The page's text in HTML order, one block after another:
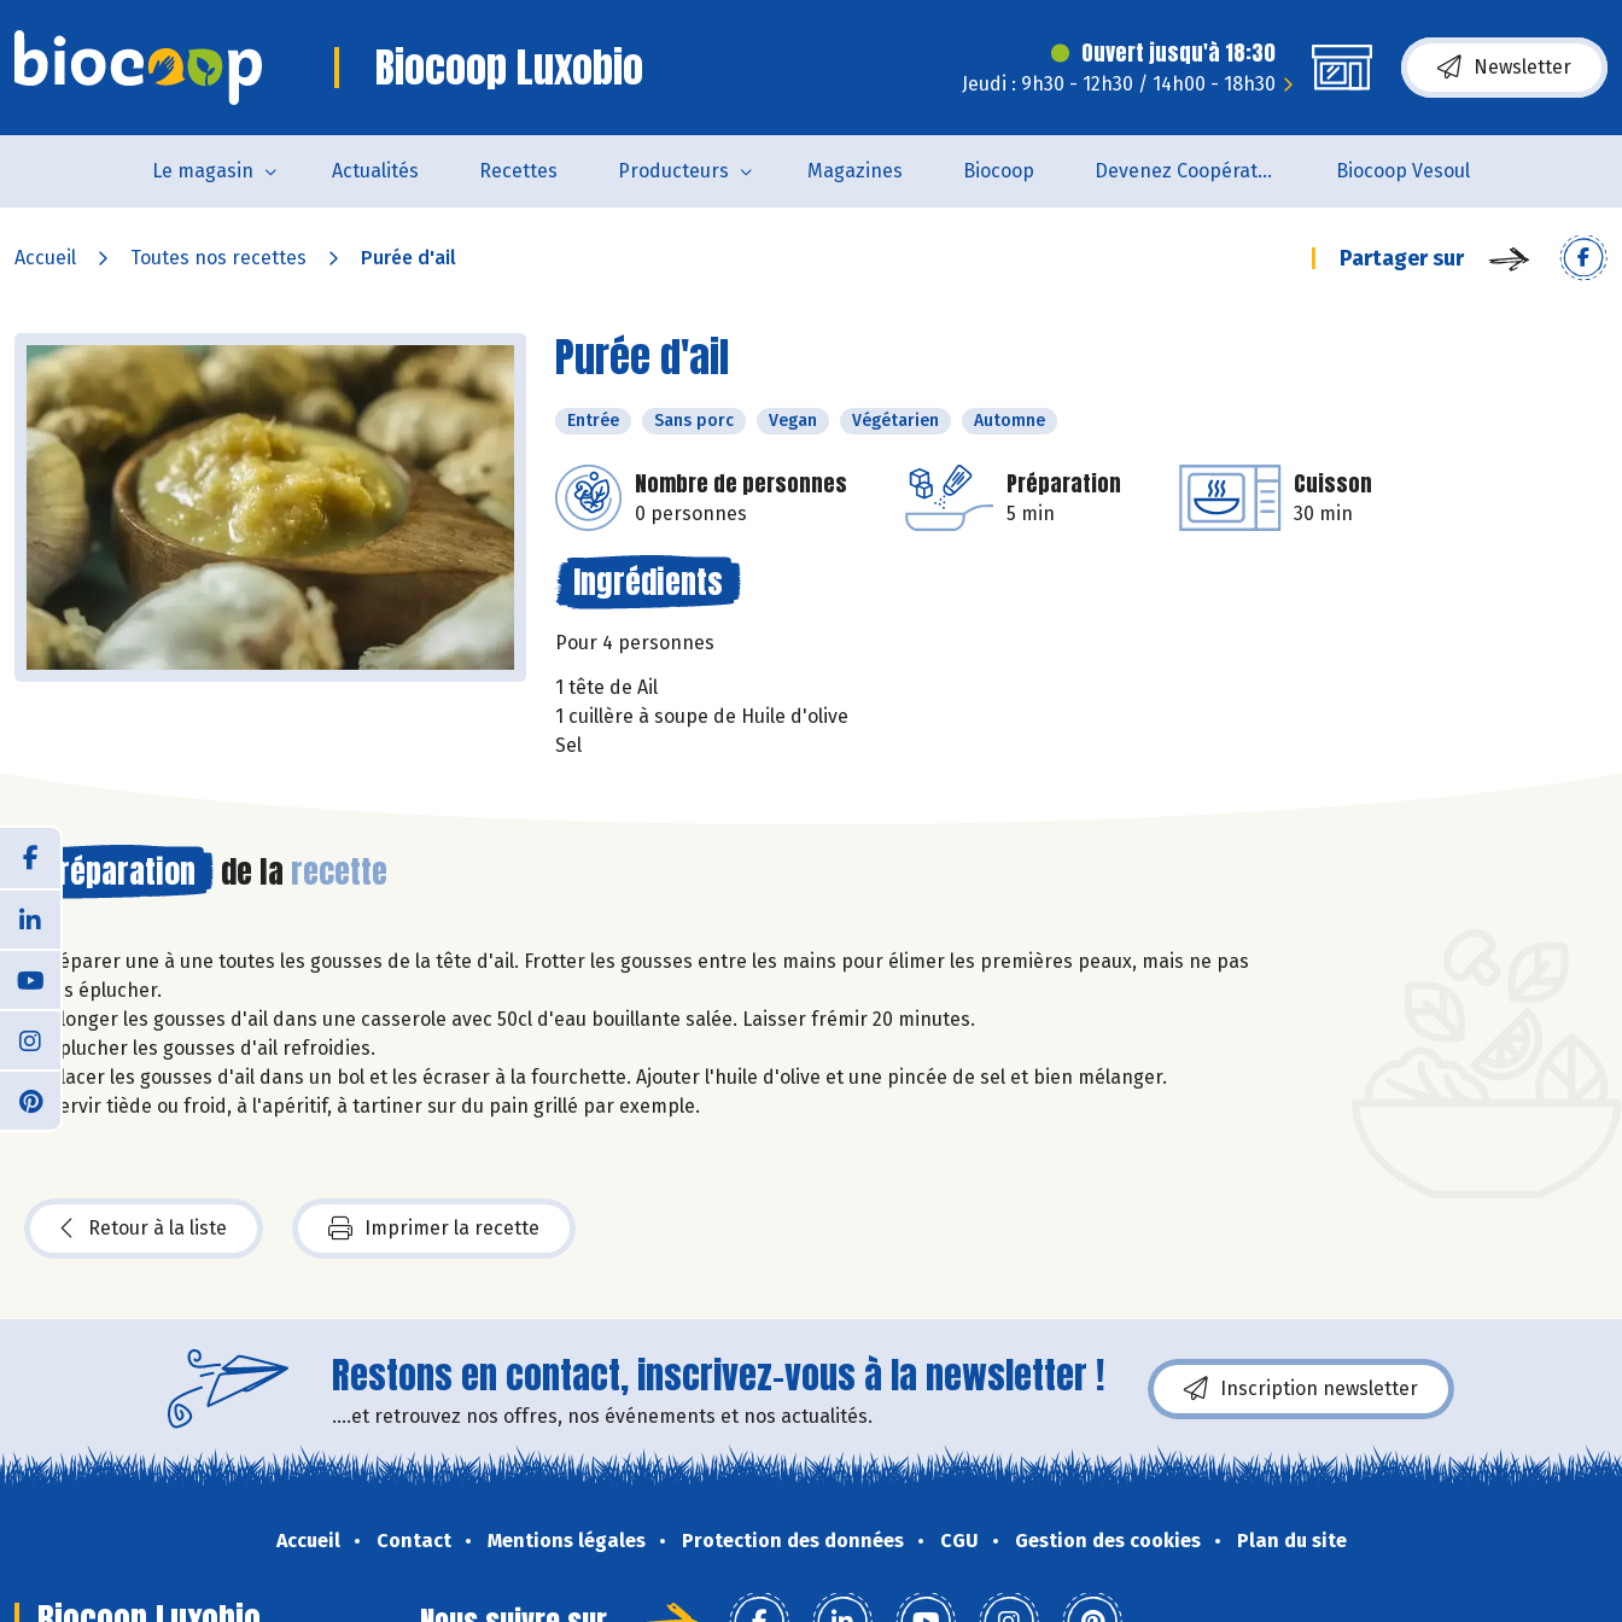
Biocoop Luxobio Ouvert jusqu'à 18:30
Jeudi : 9h30 - 12h30 / 14h00 - 18h30
Newsletter
Le magasin Actualités Recettes Producteurs Magazines Biocoop Devenez Coopérateur Biocoop Vesoul
Accueil Toutes nos recettes Purée d'ail Partager sur
Purée d'ail
Entrée Sans porc Vegan Végétarien Automne
Nombre de personnes
0 personnes
Préparation
5 min
Cuisson
30 min
Ingrédients
Pour 4 personnes
1 tête de Ail
1 cuillère à soupe de Huile d'olive
Sel
Préparation de la recette
Séparer une à une toutes les gousses de la tête d'ail. Frotter les gousses entre les mains pour élimer les premières peaux, mais ne pas
les éplucher.
Plonger les gousses d'ail dans une casserole avec 50cl d'eau bouillante salée. Laisser frémir 20 minutes.
Eplucher les gousses d'ail refroidies.
Placer les gousses d'ail dans un bol et les écraser à la fourchette. Ajouter l'huile d'olive et une pincée de sel et bien mélanger.
Servir tiède ou froid, à l'apéritif, à tartiner sur du pain grillé par exemple.
Retour à la liste Imprimer la recette
Restons en contact, inscrivez-vous à la newsletter !
....et retrouvez nos offres, nos événements et nos actualités.
Inscription newsletter
Accueil Contact Mentions légales Protection des données CGU Gestion des cookies Plan du site